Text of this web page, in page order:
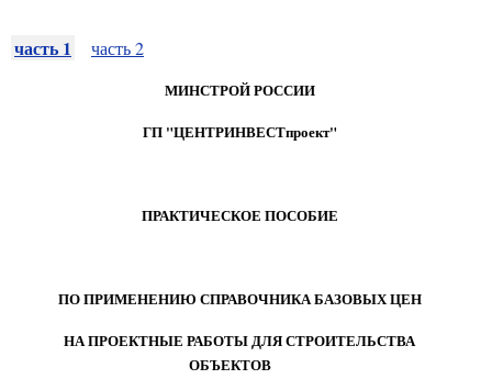
часть 1 часть 2
МИНСТРОЙ РОССИИ
ГП "ЦЕНТРИНВЕСТпроект"
ПРАКТИЧЕСКОЕ ПОСОБИЕ
ПО ПРИМЕНЕНИЮ СПРАВОЧНИКА БАЗОВЫХ ЦЕН
НА ПРОЕКТНЫЕ РАБОТЫ ДЛЯ СТРОИТЕЛЬСТВА
ОБЪЕКТОВ